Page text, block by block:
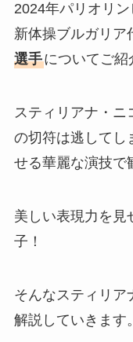
2024年パリオリン
新体操ブルガリア
選手についてご紹
スティリアナ・ニ
の切符は逃してし
せる華麗な演技で
美しい表現力を見
子！
そんなスティリア
解説していきます。